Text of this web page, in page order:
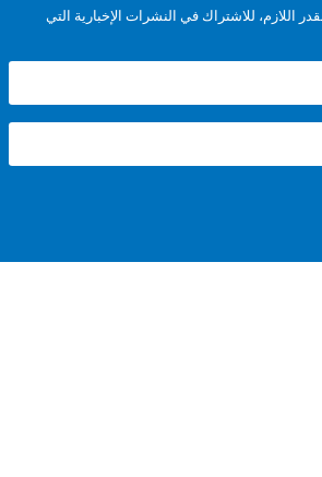
للاشتراك في النشرات الإخبارية التي